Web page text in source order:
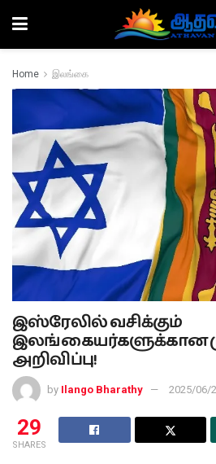
Home இலங்கை
இஸ்ரேலில் வசிக்கும்
இலங்கையர்களுக்கான
அறிவிப்பு!
by Ilango Bharathy 2025/06/
29
SHARES